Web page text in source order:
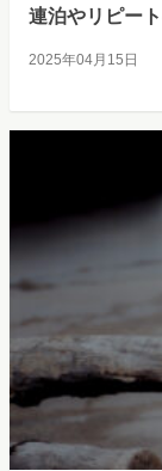
連泊やリピー
2025年04月15日